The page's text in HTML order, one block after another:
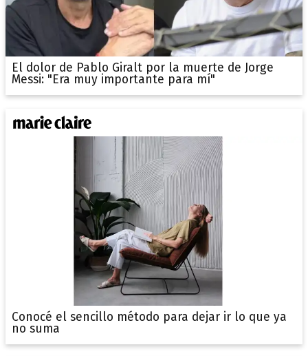
El dolor de Pablo Giralt por la muerte de Jorge
Messi: "Era muy importante para mí"
Conocé el sencillo método para dejar ir lo que ya
no suma